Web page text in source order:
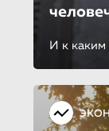
И к каким